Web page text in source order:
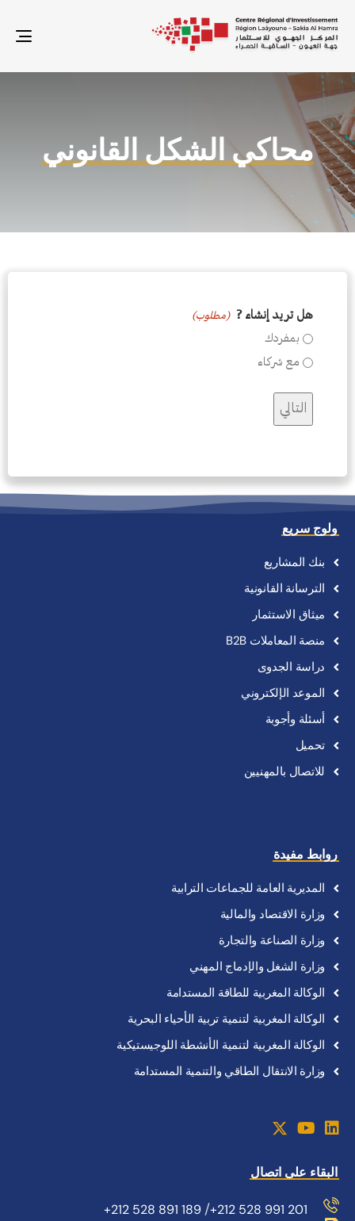
محاكي الشكل القانوني
هل تريد إنشاء ? (مطلوب)
بمفردك
مع شركاء
ولوج سريع
بنك المشاريع
الترسانة القانونية
ميثاق الاستثمار
منصة المعاملات B2B
دراسة الجدوى
الموعد الإلكتروني
أسئلة وأجوبة
تحميل
للاتصال بالمهنيين
روابط مفيدة
المديرية العامة للجماعات الترابية
وزارة الاقتصاد والمالية
وزارة الصناعة والتجارة
وزارة الشغل والإدماج المهني
الوكالة المغربية للطاقة المستدامة
الوكالة المغربية لتنمية تربية الأحياء البحرية
الوكالة المغربية لتنمية الأنشطة اللوجيستيكية
وزارة الانتقال الطاقي والتنمية المستدامة
البقاء على اتصال
+212 528 891 189/+212 528 991 201